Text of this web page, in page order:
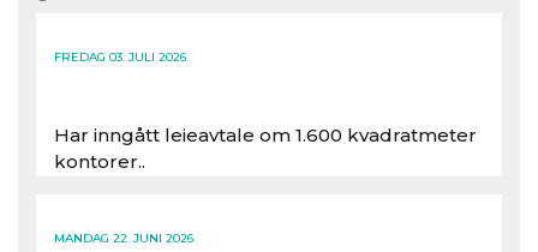
FREDAG 03. JULI 2026
Har inngått leieavtale om 1.600 kvadratmeter
kontorer..
MANDAG 22. JUNI 2026